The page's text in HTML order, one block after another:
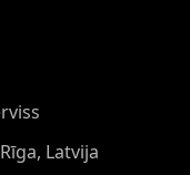
Latvija